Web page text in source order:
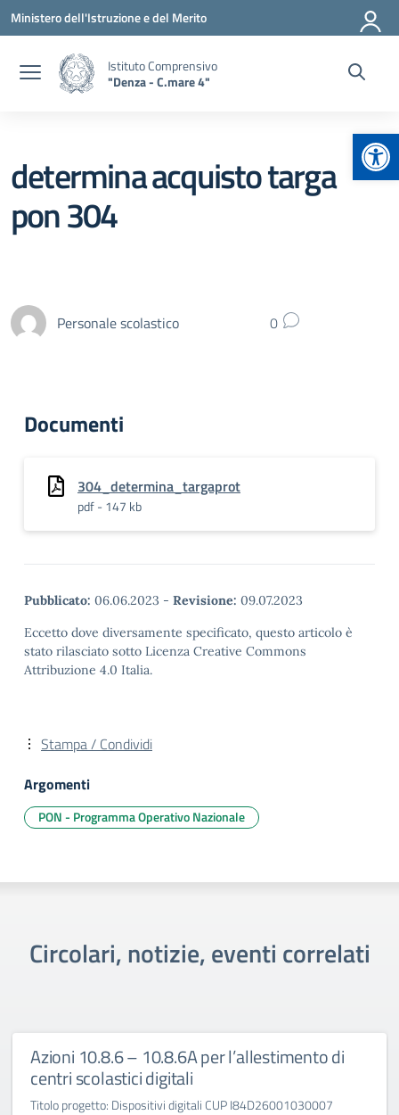
Vai ai contenuti
Vai al menu di navigazione
Vai al footer
Ministero dell'Istruzione e del Merito
Istituto Comprensivo
"Denza - C.mare 4"
determina acquisto targa
pon 304
Personale scolastico 0
Documenti
304_determina_targaprot
pdf - 147 kb
Pubblicato: 06.06.2023 - Revisione: 09.07.2023
Eccetto dove diversamente specificato, questo articolo è
stato rilasciato sotto Licenza Creative Commons
Attribuzione 4.0 Italia.
Stampa / Condividi
Argomenti
PON - Programma Operativo Nazionale
Circolari, notizie, eventi correlati
Azioni 10.8.6 – 10.8.6A per l’allestimento di
centri scolastici digitali
Titolo progetto: Dispositivi digitali CUP I84D26001030007